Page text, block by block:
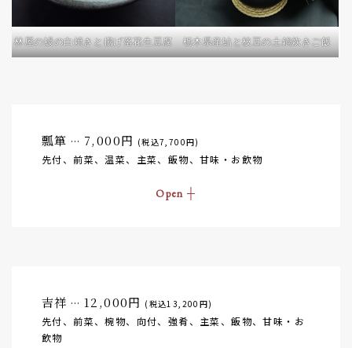
林屋の鰻の白焼きと揚げ落花生豆腐 栃木県産鮎と枝豆の土鍋炊きご飯
瓢箪 … 7,000円 (税込7,700円)
先付、前菜、温菜、主菜、飯物、甘味・お飲物
吉祥 …12,000円 (税込13,200円)
先付、前菜、椀物、向付、強肴、主菜、飯物、甘味・お
飲物